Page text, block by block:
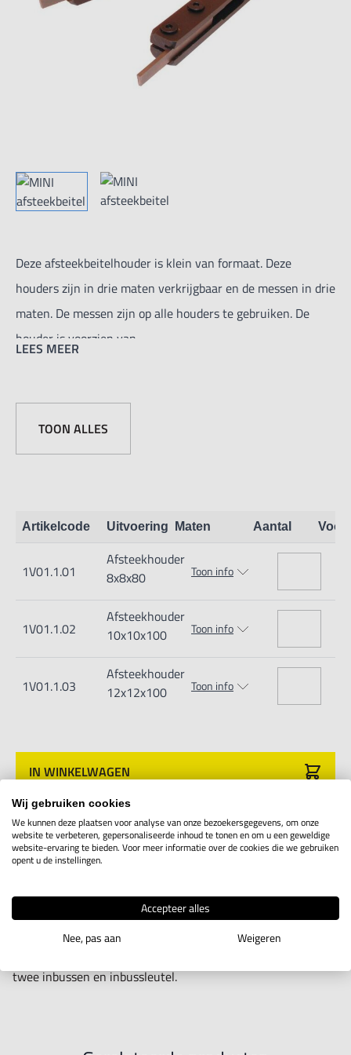
Deze afsteekbeitelhouder is klein van formaat. Deze
houders zijn in drie maten verkrijgbaar en de messen in drie
maten. De messen zijn op alle houders te gebruiken. De
houder is voorzien van
LEES MEER
TOON ALLES
Artikelcode Uitvoering Maten Aantal
1V01.1.01
Afsteekhouder
8x8x80
Toon info
1V01.1.02
Afsteekhouder
10x10x100
Toon info
1V01.1.03
Afsteekhouder
12x12x100
Toon info
IN WINKELWAGEN
Productomschrijving
zijn in drie maten verkrijgbaar en de messen in drie maten.
De messen zijn op alle houders te gebruiken. De houder is
twee inbussen en inbussleutel.
Wij gebruiken cookies
We kunnen deze plaatsen voor analyse van onze bezoekersgegevens, om onze
website te verbeteren, gepersonaliseerde inhoud te tonen en om u een geweldige
website-ervaring te bieden. Voor meer informatie over de cookies die we gebruiken
opent u de instellingen.
Accepteer alles
Nee, pas aan
Weigeren